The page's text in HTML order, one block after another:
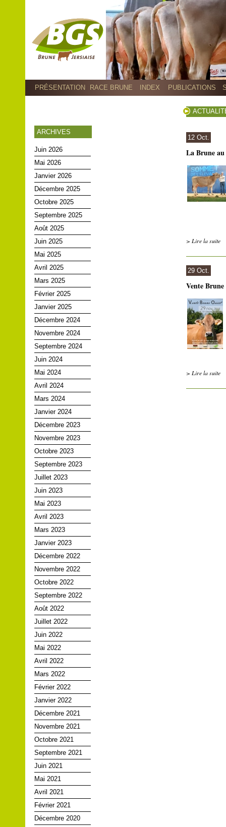
PRÉSENTATION RACE BRUNE INDEX PUBLICATIONS
ARCHIVES
Juin 2026
Mai 2026
Janvier 2026
Décembre 2025
Octobre 2025
Septembre 2025
Août 2025
Juin 2025
Mai 2025
Avril 2025
Mars 2025
Février 2025
Janvier 2025
Décembre 2024
Novembre 2024
Septembre 2024
Juin 2024
Mai 2024
Avril 2024
Mars 2024
Janvier 2024
Décembre 2023
Novembre 2023
Octobre 2023
Septembre 2023
Juillet 2023
Juin 2023
Mai 2023
Avril 2023
Mars 2023
Janvier 2023
Décembre 2022
Novembre 2022
Octobre 2022
Septembre 2022
Août 2022
Juillet 2022
Juin 2022
Mai 2022
Avril 2022
Mars 2022
Février 2022
Janvier 2022
Décembre 2021
Novembre 2021
Octobre 2021
Septembre 2021
Juin 2021
Mai 2021
Avril 2021
Février 2021
Décembre 2020
12 Oct.
La Brune
> Lire la suite
29 Oct.
Vente Brune
> Lire la suite